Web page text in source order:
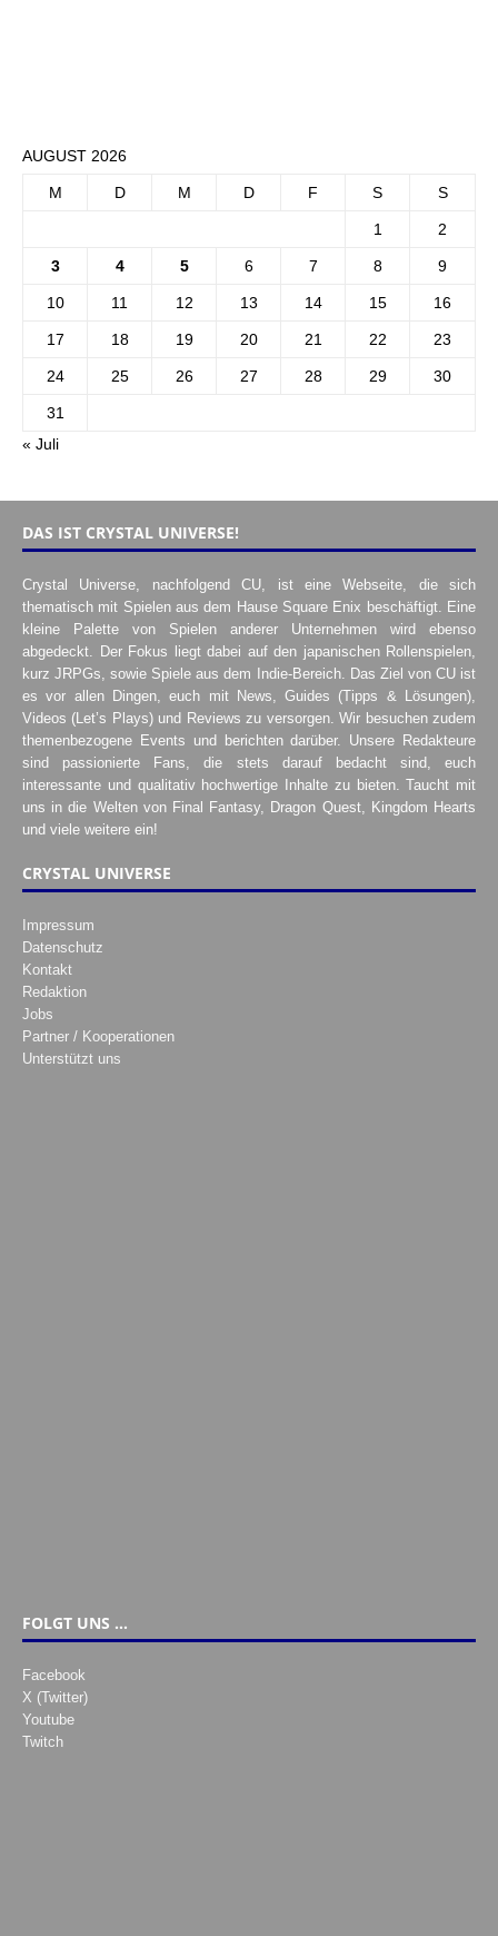
AUGUST 2026
M D M D F S S
1 2
3 4 5 6 7 8 9
10 11 12 13 14 15 16
17 18 19 20 21 22 23
24 25 26 27 28 29 30
31
« Juli
DAS IST CRYSTAL UNIVERSE!
Crystal Universe, nachfolgend CU, ist eine Webseite, die sich
thematisch mit Spielen aus dem Hause Square Enix beschäftigt. Eine
kleine Palette von Spielen anderer Unternehmen wird ebenso
abgedeckt. Der Fokus liegt dabei auf den japanischen Rollenspielen,
kurz JRPGs, sowie Spiele aus dem Indie-Bereich. Das Ziel von CU ist
es vor allen Dingen, euch mit News, Guides (Tipps & Lösungen),
Videos (Let’s Plays) und Reviews zu versorgen. Wir besuchen zudem
themenbezogene Events und berichten darüber. Unsere Redakteure
sind passionierte Fans, die stets darauf bedacht sind, euch
interessante und qualitativ hochwertige Inhalte zu bieten. Taucht mit
uns in die Welten von Final Fantasy, Dragon Quest, Kingdom Hearts
und viele weitere ein!
CRYSTAL UNIVERSE
Impressum
Datenschutz
Kontakt
Redaktion
Jobs
Partner / Kooperationen
Unterstützt uns
FOLGT UNS …
Facebook
X (Twitter)
Youtube
Twitch